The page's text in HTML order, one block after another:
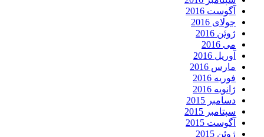
آگوست 2016
جولای 2016
ژوئن 2016
می 2016
آوریل 2016
مارس 2016
فوریه 2016
ژانویه 2016
دسامبر 2015
سپتامبر 2015
آگوست 2015
ژوئن 2015